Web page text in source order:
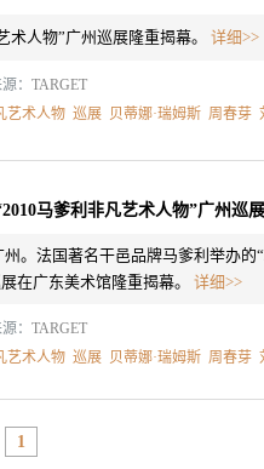
术人物”广州巡展隆重揭幕。 详细>>
： TARGET
艺术人物 巡展 贝蒂娜·瑞姆斯 周春芽
马爹利非凡艺术人物”广州巡
。法国著名干邑品牌马爹利举办的
在广东美术馆隆重揭幕。 详细>>
： TARGET
艺术人物 巡展 贝蒂娜·瑞姆斯 周春芽
1